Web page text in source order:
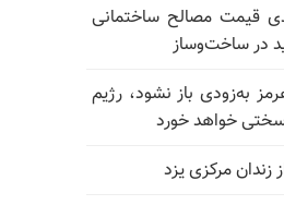
۱۰۰ درصدی قیمت مصالح ساختمانی
در ساخت‌وساز
به‌زودی باز نشود، رژیم
سختی خواهد خورد
زندان مرکزی یزد